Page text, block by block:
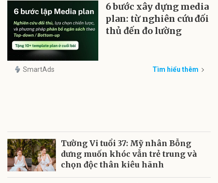
6 bước xây dựng media
plan: từ nghiên cứu đối
thủ đến đo lường
SmartAds Tìm hiểu thêm
Tường Vi tuổi 37: Mỹ nhân Bỗng
dưng muốn khóc vẫn trẻ trung và
chọn độc thân kiêu hãnh